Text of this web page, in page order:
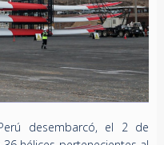
desembarcó, el 2 de